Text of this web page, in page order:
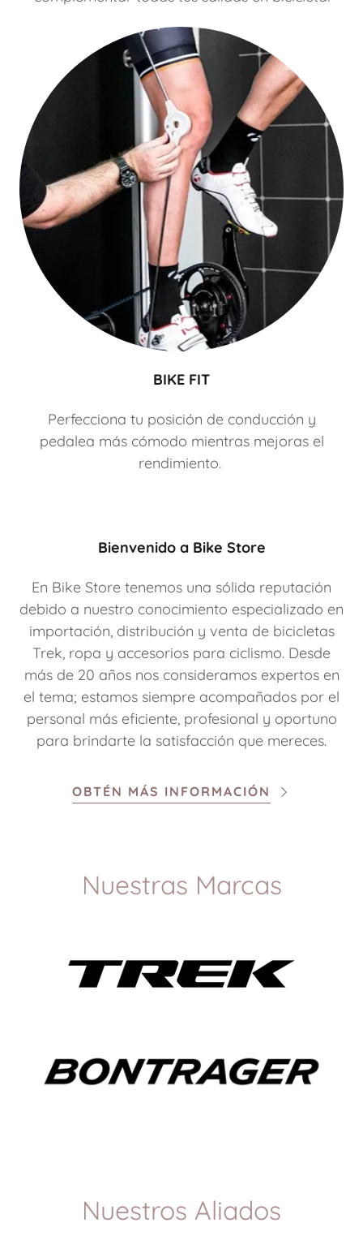
BIKE FIT
Perfecciona tu posición de conducción y
pedalea más cómodo mientras mejoras el
rendimiento.
Bienvenido a Bike Store
En Bike Store tenemos una sólida reputación
debido a nuestro conocimiento especializado en
importación, distribución y venta de bicicletas
Trek, ropa y accesorios para ciclismo. Desde
más de 20 años nos consideramos expertos en
el tema; estamos siempre acompañados por el
personal más eficiente, profesional y oportuno
para brindarte la satisfacción que mereces.
OBTÉN MÁS INFORMACIÓN
Nuestras Marcas
Nuestros Aliados